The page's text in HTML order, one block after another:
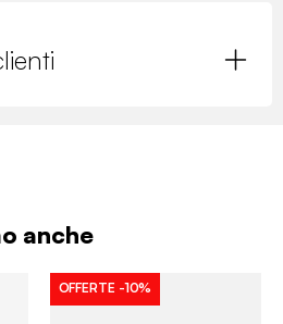
anche
OFFERTE -10%